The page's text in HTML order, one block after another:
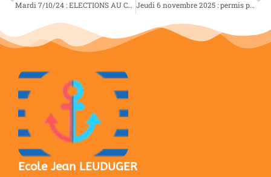
Mardi 7/10/24 : ELECTIONS AU CME (CONSEIL MUNICIPAL ENFANT) Jeudi 6 novembre 2025 : permis piéton pour les CE2 (session théorique)
Ecole Jean LEUDUGER